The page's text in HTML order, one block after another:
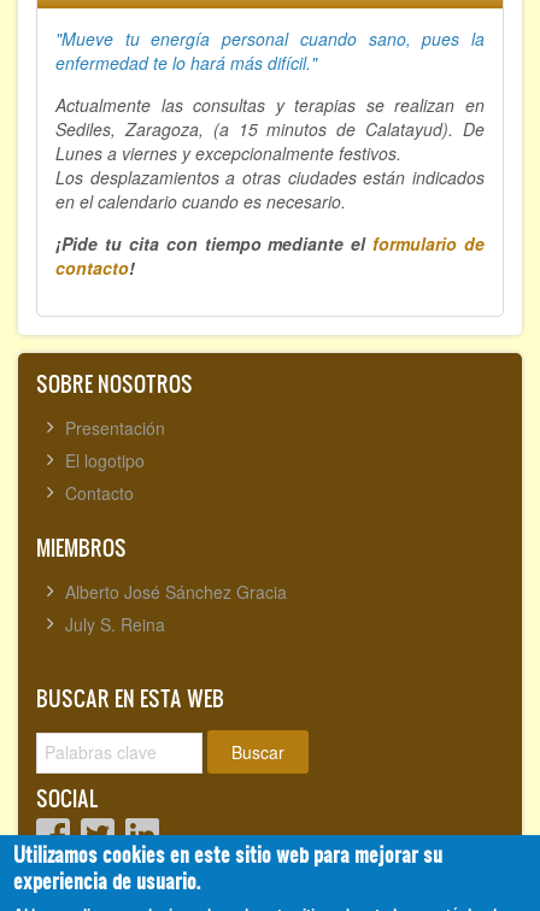
"Mueve tu energía personal cuando sano, pues la
enfermedad te lo hará más difícil."
Actualmente las consultas y terapias se realizan en
Sediles, Zaragoza, (a 15 minutos de Calatayud). De
Lunes a viernes y excepcionalmente festivos.
Los desplazamientos a otras ciudades están indicados
en el calendario cuando es necesario.
¡Pide tu cita con tiempo mediante el formulario de
contacto!
SOBRE NOSOTROS
Presentación
El logotipo
Contacto
MIEMBROS
Alberto José Sánchez Gracia
July S. Reina
BUSCAR EN ESTA WEB
Buscar
SOCIAL
Visitantes totales:1720153
Utilizamos cookies en este sitio web para mejorar su
experiencia de usuario.